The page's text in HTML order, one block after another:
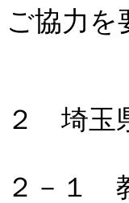
ご協力を
２ 埼玉
２－１